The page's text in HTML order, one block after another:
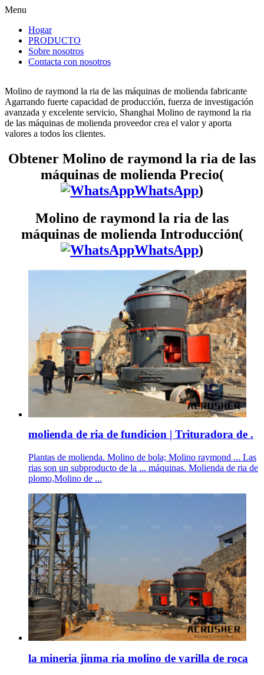
Menu
Hogar
PRODUCTO
Sobre nosotros
Contacta con nosotros
Molino de raymond la ria de las máquinas de molienda fabricante
Agarrando fuerte capacidad de producción, fuerza de investigación
avanzada y excelente servicio, Shanghai Molino de raymond la ria
de las máquinas de molienda proveedor crea el valor y aporta
valores a todos los clientes.
Obtener Molino de raymond la ria de las
máquinas de molienda Precio(
WhatsApp)
Molino de raymond la ria de las
máquinas de molienda Introducción(
WhatsApp)
molienda de ria de fundicion | Trituradora de .
Plantas de molienda. Molino de bola; Molino raymond ... Las
rias son un subproducto de la ... máquinas. Molienda de ria de
plomo,Molino de ...
la mineria jinma ria molino de varilla de roca